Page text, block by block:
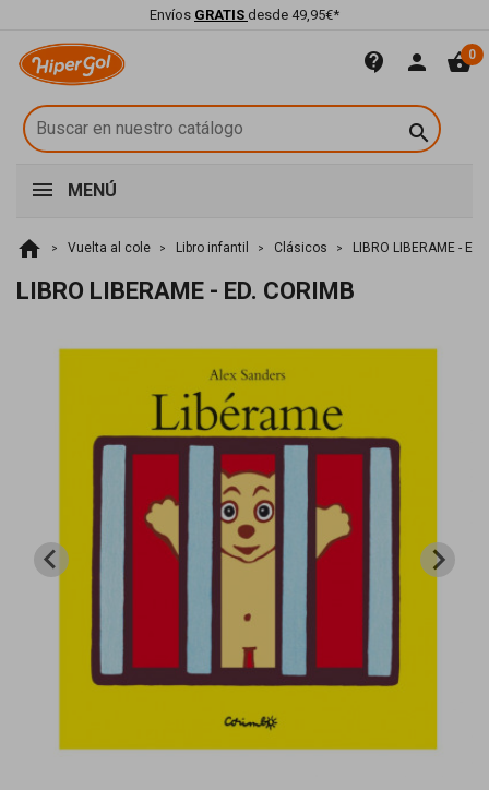
Envíos GRATIS desde 49,95€*
contact_support person shopping_basket0

MENÚ
home Vuelta al cole Libro infantil Clásicos LIBRO LIBERAME - ED.
LIBRO LIBERAME - ED. CORIMB